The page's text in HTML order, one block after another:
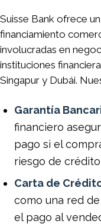
Suisse Bank ofrece
financiamiento
involucradas en
instituciones
Singapur y Dubái.
Garantía
financiero
pago si el
riesgo de
Carta de
como una red
el pago al